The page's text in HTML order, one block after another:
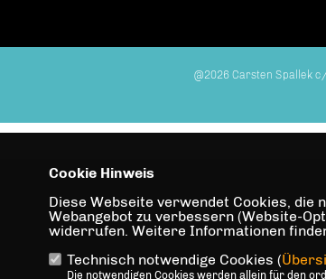
@2026 Carsten Spallek
Cookie Hinweis
Diese Webseite verwendet Cookies,
Webangebot zu verbessern (Website-
widerrufen. Weitere Informationen
Technisch notwendige Cookies (
Die notwendigen Cookies werden allein für den